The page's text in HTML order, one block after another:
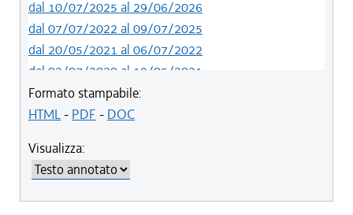
dal 10/07/2025 al 29/06/2026
dal 07/07/2022 al 09/07/2025
dal 20/05/2021 al 06/07/2022
dal 02/07/2020 al 19/05/2021
dal 01/05/2019 al 01/07/2020
dal 01/01/2019 al 30/04/2019
dal 11/11/2017 al 14/02/2018
dal 10/08/2017 al 10/11/2017
dal 27/07/2017 al 09/08/2017
Formato stampabile:
HTML- PDF - DOC
Visualizza: